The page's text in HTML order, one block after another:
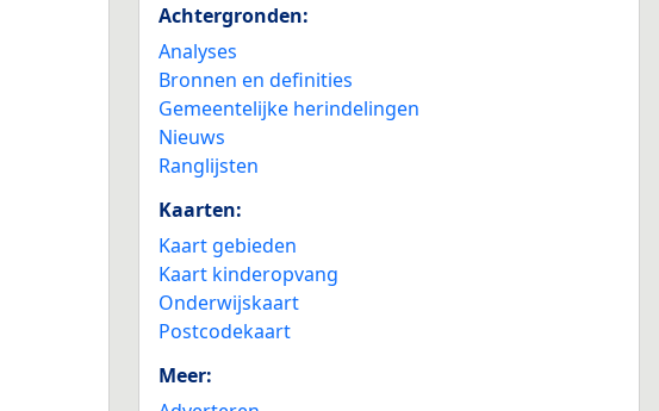
Achtergronden:
Analyses
Bronnen en definities
Gemeentelijke herindelingen
Nieuws
Ranglijsten
Kaarten:
Kaart gebieden
Kaart kinderopvang
Onderwijskaart
Postcodekaart
Meer: